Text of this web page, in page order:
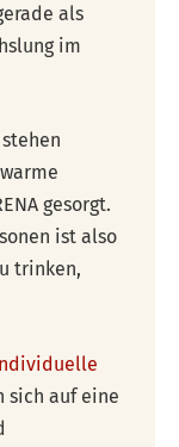
als
im
gesorgt.
ist also
trinken,
sich auf eine